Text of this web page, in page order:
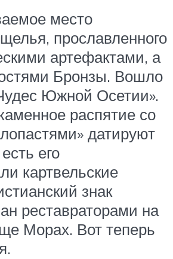
место
прославленного
артефактами, а
Бронзы. Вошло
Южной Осетии».
распятие со
датируют
его
картвельские
знак
реставраторами на
Морах. Вот теперь